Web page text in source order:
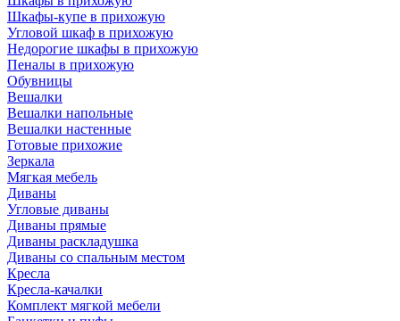
Шкафы-купе в прихожую
Угловой шкаф в прихожую
Недорогие шкафы в прихожую
Пеналы в прихожую
Обувницы
Вешалки
Вешалки напольные
Вешалки настенные
Готовые прихожие
Зеркала
Мягкая мебель
Диваны
Угловые диваны
Диваны прямые
Диваны раскладушка
Диваны со спальным местом
Кресла
Кресла-качалки
Комплект мягкой мебели